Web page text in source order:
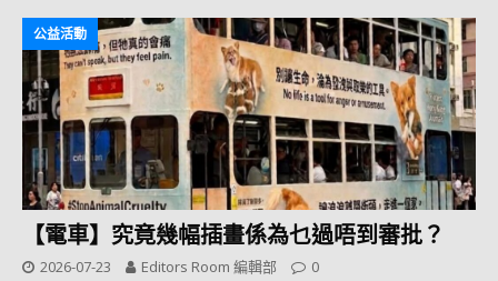
公益活動
【電車】究竟幾幅插畫係為乜過唔到審批？
2026-07-23 Editors Room 編輯部 0